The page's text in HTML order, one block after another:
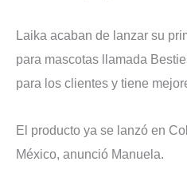
Laika acaban de lanzar su
para mascotas llamada
para los clientes y tiene
El producto ya se lanzó en
México, anunció Manuela.